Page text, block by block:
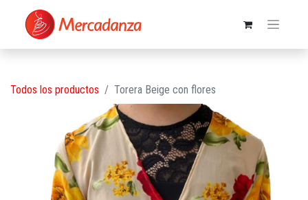
Todos los productos Torera Beige con flores